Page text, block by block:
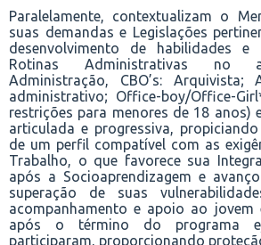
Paralelamente, contextualizam o
suas demandas e Legislações
desenvolvimento de habilidades e
Rotinas Administrativas no
Administração, CBO’s: Arquivista;
administrativo; Office-boy/Office-
restrições para menores de 18 anos)
articulada e progressiva,
de um perfil compatível com as
Trabalho, o que favorece sua
após a Socioaprendizagem e
superação de suas
acompanhamento e apoio ao
após o término do programa
participaram, proporcionando